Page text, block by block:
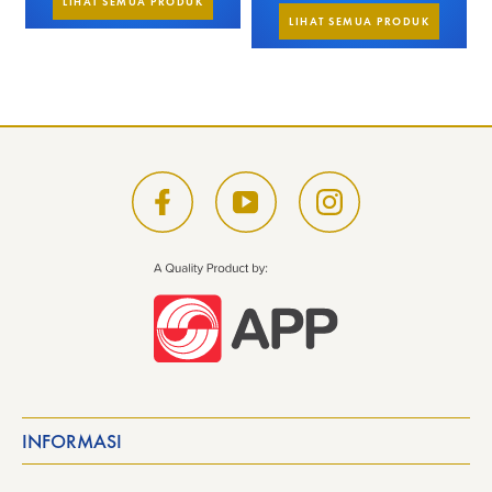
LIHAT SEMUA PRODUK
INFORMASI